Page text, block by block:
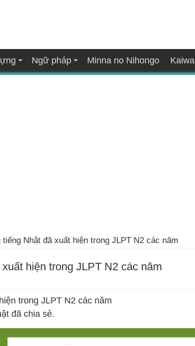
Ngữ pháp Minna no Nihongo Kaiwa
Nhật đã xuất hiện trong JLPT N2 các năm
hiện trong JLPT N2 các năm
trong JLPT N2 các năm
đã chia sẻ.